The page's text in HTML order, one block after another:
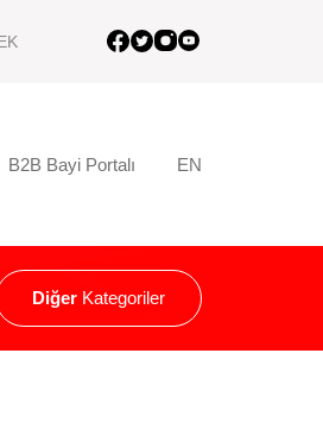
B2B Bayi Portalı EN
Diğer Kategoriler